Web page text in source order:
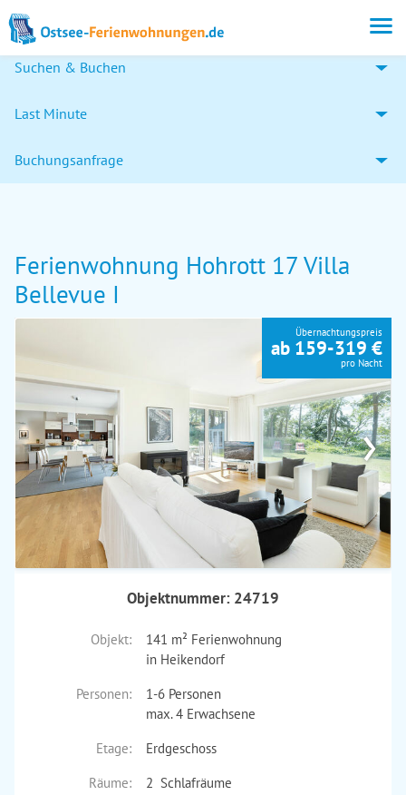
Suchen & Buchen
Last Minute
Buchungsanfrage
Ferienwohnung Hohrott 17 Villa
Bellevue I
›
Übernachtungspreis
ab 159-319 €
pro Nacht
Objektnummer: 24719
Objekt:
141 m² Ferienwohnung
in Heikendorf
Personen:
1-6 Personen
max. 4 Erwachsene
Etage:
Erdgeschoss
Räume:
2 Schlafräume